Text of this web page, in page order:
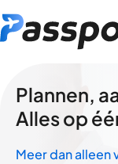
Plannen,
Alles op
Meer dan alleen